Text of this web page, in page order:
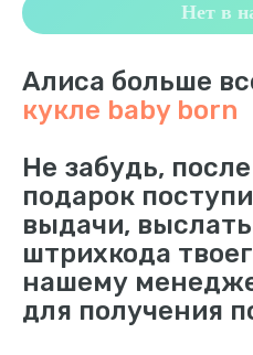
Нет в
Алиса больше
кукле baby born
Не забудь,
подарок
выдачи,
штрихкода
нашему
для получения